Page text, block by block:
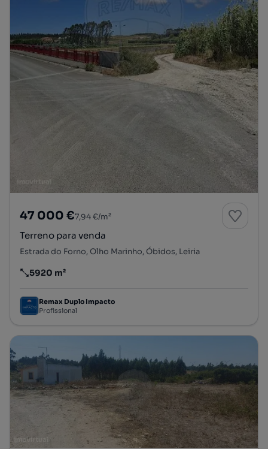
47 000 €7,94 €/m²
Terreno para venda
Estrada do Forno, Olho Marinho, Óbidos, Leiria
Preço por metro quadrado
5920 m²
Remax Duplo Impacto
Profissional